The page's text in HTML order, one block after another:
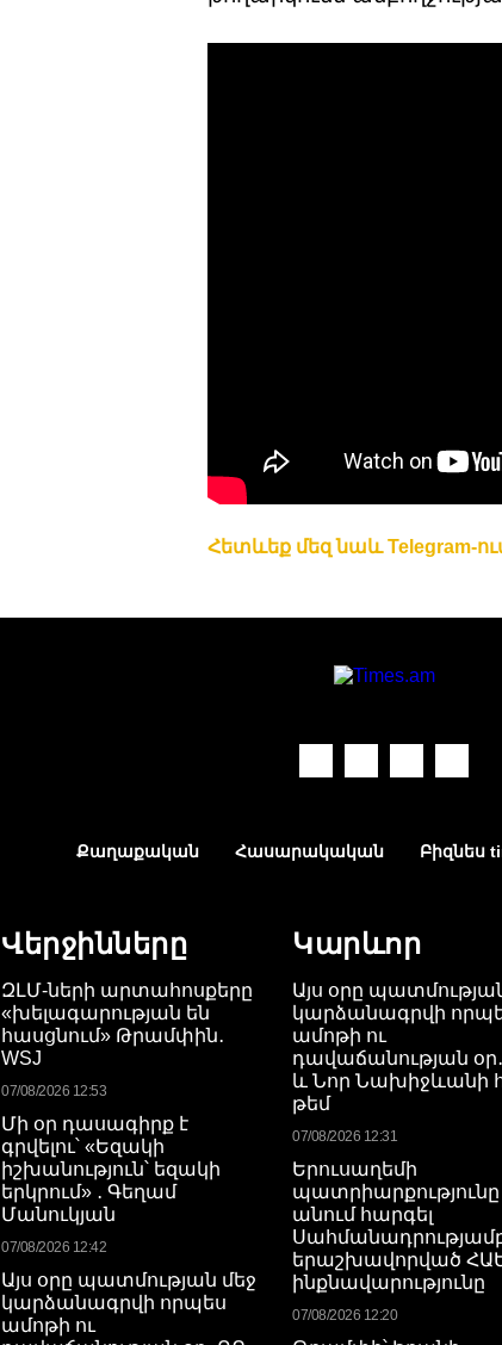
Հետևեք մեզ նաև Telegram-
Քաղաքական Հասարակական Բիզնես
Վերջինները
ԶԼՄ-ների արտահոսքերը
«խելագարության են
հասցնում» Թրամփին․
WSJ
07/08/2026 12:53
Մի օր դասագիրք է
գրվելու՝ «Եզակի
իշխանություն՝ եզակի
երկրում» ․ Գեղամ
Մանուկյան
07/08/2026 12:42
Այս օրը պատմության մեջ
կարձանագրվի որպես
ամոթի ու
Կարևոր
Այս օրը
կարձանագրվի
ամոթի ու
դավաճանության
և Նոր Նախիջևանի
թեմ
07/08/2026 12:31
Երուսաղեմի
պատրիարքությունը
անում հարգել
երաշխավորված
ինքնավարությունը
07/08/2026 12:20